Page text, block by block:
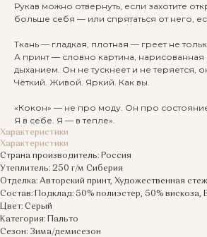
Рукав можно отвернуть, если захотите
больше себя — или спрятаться от него,
Ткань — гладкая, плотная — греет не
А принт — словно картина, нарисованная
дыханием. Он не тускнеет и не теряется,
Чёткий. Живой. Яркий. Как вы.
«Кокон» — не про моду. Он про
Я в себе. Я — в тепле».
Характеристики
Характеристики
Страна производитель: Россия
Утеплитель: 250 г/м Сиберия
Отделка: Авторский принт, Художественная
Состав: Подклад: 50% полиэстер, 50% вискоза,
Цвет: Серый
Категория: Пальто
Сезон: Зима/демисезон